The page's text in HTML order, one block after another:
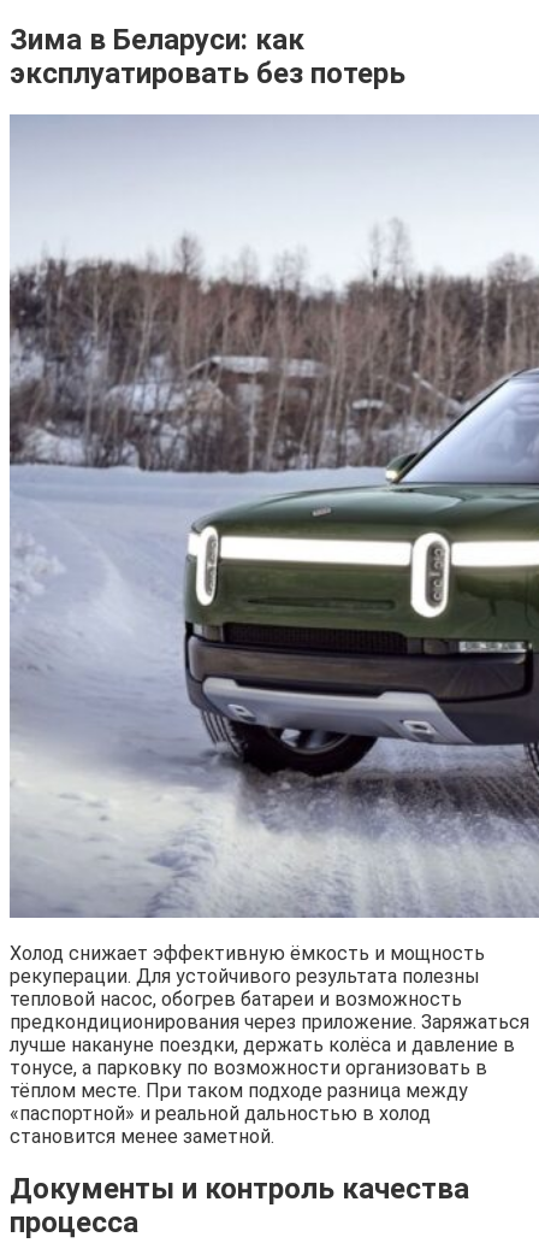
Зима в Беларуси: как
эксплуатировать без потерь
Холод снижает эффективную ёмкость и мощность
рекуперации. Для устойчивого результата полезны
тепловой насос, обогрев батареи и возможность
предкондиционирования через приложение. Заряжаться
лучше накануне поездки, держать колёса и давление в
тонусе, а парковку по возможности организовать в
тёплом месте. При таком подходе разница между
«паспортной» и реальной дальностью в холод
становится менее заметной.
Документы и контроль качества
процесса